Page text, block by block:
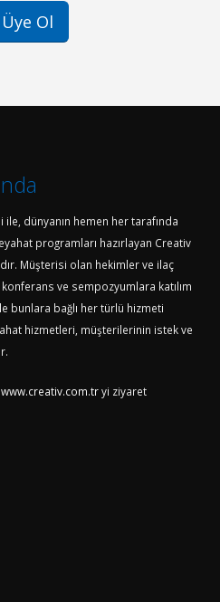
Üye Ol
ile, dünyanın hemen her tarafında
programları hazırlayan Creativ
Müşterisi olan hekimler ve ilaç
ve sempozyumlara katılım
bunlara bağlı her türlü hizmeti
hizmetleri, müşterilerinin istek ve
www.creativ.com.tryi ziyaret